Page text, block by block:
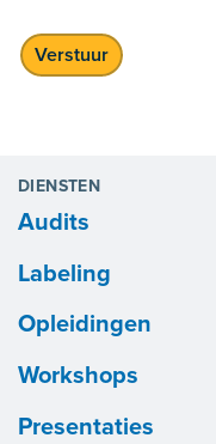
DIENSTEN
Audits
Labeling
Opleidingen
Workshops
Presentaties